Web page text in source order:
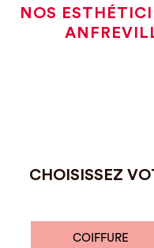
NOS
CHOISISSEZ
COIFFURE